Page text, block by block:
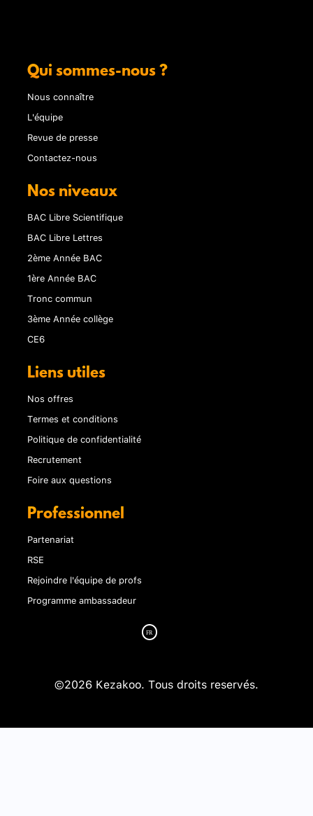
Qui sommes-nous ?
Nous connaître
L'équipe
Revue de presse
Contactez-nous
Nos niveaux
BAC Libre Scientifique
BAC Libre Lettres
2ème Année BAC
1ère Année BAC
Tronc commun
3ème Année collège
CE6
Liens utiles
Nos offres
Termes et conditions
Politique de confidentialité
Recrutement
Foire aux questions
Professionnel
Partenariat
RSE
Rejoindre l'équipe de profs
Programme ambassadeur
©2026 Kezakoo. Tous droits reservés.